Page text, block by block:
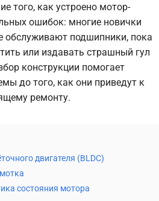
того, как устроено мотор-
ошибок: многие новички
обслуживают подшипники, пока
или издавать страшный гул
конструкции помогает
до того, как они приведут к
ремонту.
двигателя (BLDC)
состояния мотора